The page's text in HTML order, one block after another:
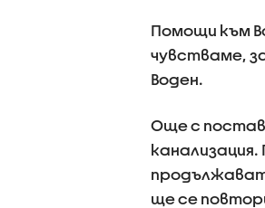
Помощи към
чувстваме,
Воден.
Още с
ще се